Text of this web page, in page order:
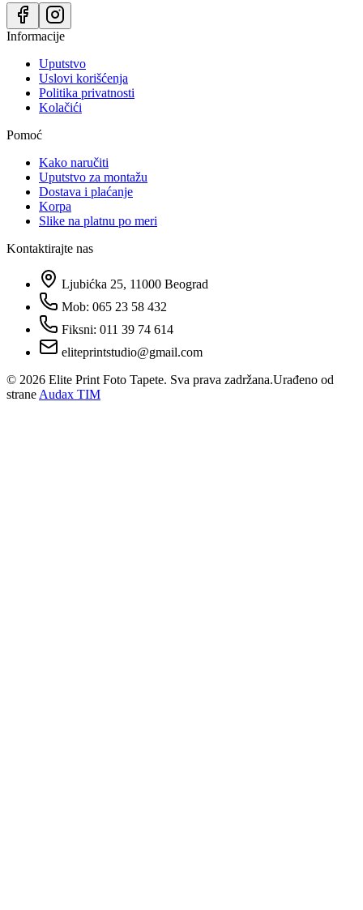
Informacije
Uputstvo
Uslovi korišćenja
Politika privatnosti
Kolačići
Pomoć
Kako naručiti
Uputstvo za montažu
Dostava i plaćanje
Korpa
Slike na platnu po meri
Kontaktirajte nas
Ljubićka 25, 11000 Beograd
Mob: 065 23 58 432
Fiksni: 011 39 74 614
eliteprintstudio@gmail.com
© 2026 Elite Print Foto Tapete. Sva prava zadržana.Urađeno od
strane Audax TIM